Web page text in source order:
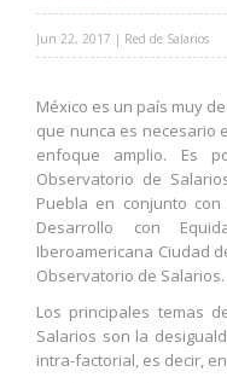
Jun 22, 2017 | Red de Salarios
México es un país muy
que nunca es necesario
enfoque amplio. Es
Observatorio de
Puebla en conjunto
Desarrollo con
Iberoamericana Ciudad
Observatorio de Salarios.
Los principales temas
Salarios son la
intra-factorial, es decir,